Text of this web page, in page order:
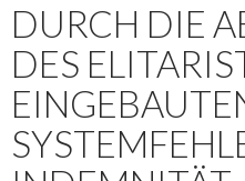
DURCH DIE
DES